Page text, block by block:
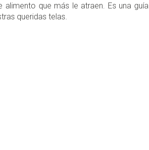
que más le atraen. Es una guía
queridas telas.